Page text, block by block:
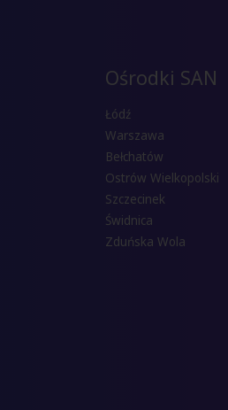
Ośrodki SAN
Łódź
Warszawa
Bełchatów
Ostrów Wielkopolski
Szczecinek
Świdnica
Zduńska Wola